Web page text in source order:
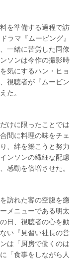
を準備する過程で訪
ラマ『ムービング』
一緒に苦労した同僚
ソンは今作の撮影時
気にするハン・ヒョ
視聴者が『ムービン
た。
けに限ったことでは
間に料理の味をチェ
、絆を築こうと努力
ンソンの繊細な配慮
感動を倍増させた。
訪れた客の空腹を癒
メニューである明太
日、視聴者の心を動
い『見習い社長の営
は「厨房で働くのは
「食事をしながら人